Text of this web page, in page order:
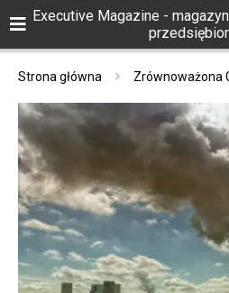
Executive Magazine -
Strona główna Zrównoważona